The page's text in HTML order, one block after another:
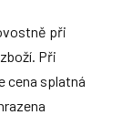
při
Při
cena splatná